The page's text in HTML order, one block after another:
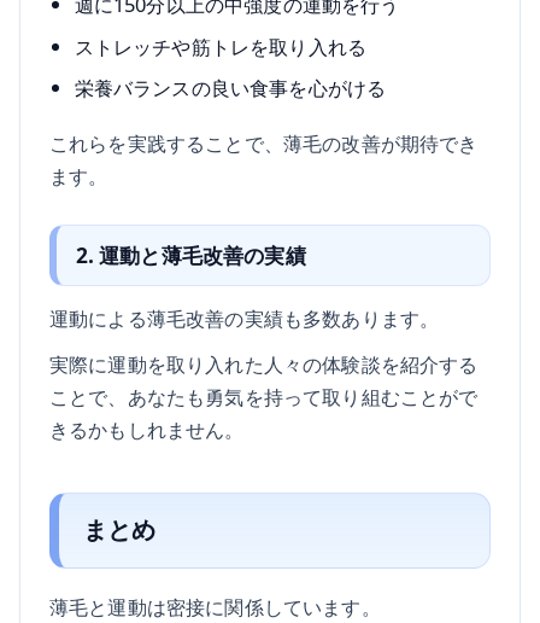
ストレッチや筋トレを取り入れる
栄養バランスの良い食事を心がける
これらを実践することで、薄毛の改善が期待でき
ます。
2. 運動と薄毛改善の実績
運動による薄毛改善の実績も多数あります。
実際に運動を取り入れた人々の体験談を紹介する
ことで、あなたも勇気を持って取り組むことがで
きるかもしれません。
まとめ
薄毛と運動は密接に関係しています。